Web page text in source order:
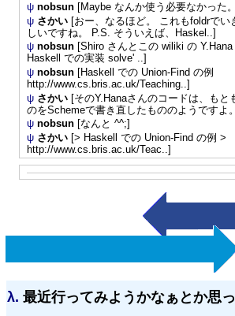
ψ nobsun[Maybe なんか使う必要なかった
ψ さかい[おー、なるほど。 これもfoldrでい
しいですね。 P.S. そういえば、Haskel..]
ψ nobsun[Shiro さんとこの wiliki の Y.Hana
Haskell での実装 solve' ..]
ψ nobsun[Haskell での Union-Find の例
http://www.cs.bris.ac.uk/Teaching..]
ψ さかい[そのY.Hanaさんのコードは、もと
ψ nobsun[なんと ^^;]
ψ さかい[> Haskell での Union-Find の例 >
http://www.cs.bris.ac.uk/Teac..]
λ. 最近行ってみようかなぁとか思